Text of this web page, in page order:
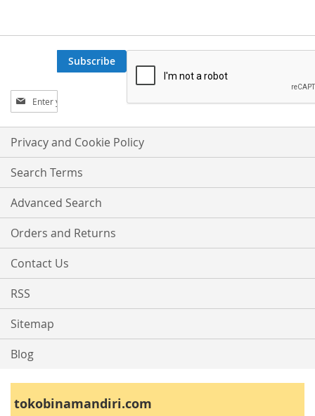
Sign
Up
for
Our
Newsletter:
Subscribe
Privacy and Cookie Policy
Search Terms
Advanced Search
Orders and Returns
Contact Us
RSS
Sitemap
Blog
tokobinamandiri.com